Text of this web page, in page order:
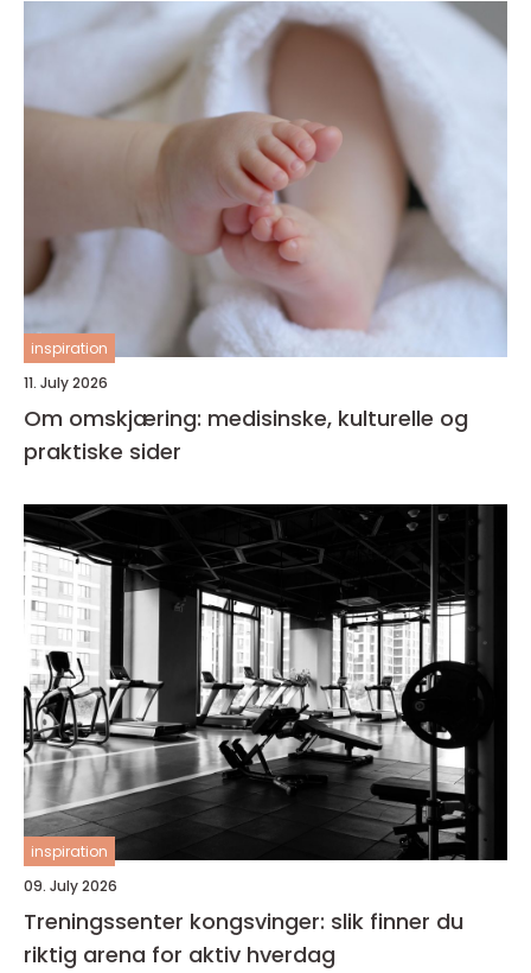
inspiration
11. July 2026
Om omskjæring: medisinske, kulturelle og
praktiske sider
inspiration
09. July 2026
Treningssenter kongsvinger: slik finner du
riktig arena for aktiv hverdag